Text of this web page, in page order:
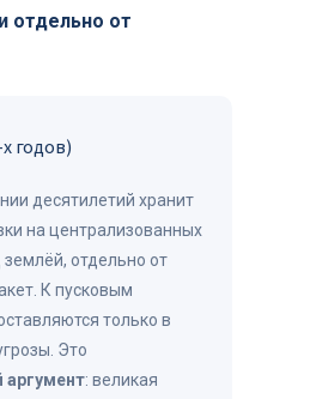
отдельно от
годов)
десятилетий хранит
на централизованных
землёй, отдельно от
К пусковым
только в
Это
: великая